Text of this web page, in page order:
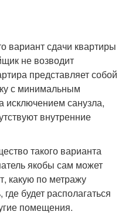
вариант сдачи квартиры
не возводит
представляет собой
с минимальным
исключением санузла,
внутренние
такого варианта
якобы сам может
какую по метражу
будет располагаться
помещения.